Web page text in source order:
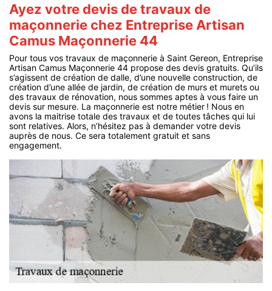
Ayez votre devis de travaux de
maçonnerie chez Entreprise Artisan
Camus Maçonnerie 44
Pour tous vos travaux de maçonnerie à Saint Gereon, Entreprise
Artisan Camus Maçonnerie 44 propose des devis gratuits. Qu’ils
s’agissent de création de dalle, d’une nouvelle construction, de
création d’une allée de jardin, de création de murs et murets ou
des travaux de rénovation, nous sommes aptes à vous faire un
devis sur mesure. La maçonnerie est notre métier ! Nous en
avons la maitrise totale des travaux et de toutes tâches qui lui
sont relatives. Alors, n’hésitez pas à demander votre devis
auprès de nous. Ce sera totalement gratuit et sans
engagement.